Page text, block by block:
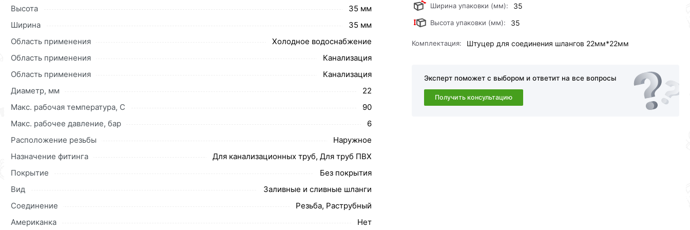
действительны в Москве и области.
Наши профессиональные менеджеры обработают заказ и свяжутся с Вами для согласования условий доставки или самовывоза.Перед оформлением онлайн заказа
рекомендуем ознакомиться с описанием, характеристиками и отзывами.
Данний товар от производителя
сертифицирован, соответствует всем стандартам качества. Возврат купленного товарa в течение 30 дней (наличие чека обязательно).
Высота
35 мм
Ширина
35 мм
Область применения
Холодное водоснабжение
Область применения
Канализация
Область применения
Канализация
Диаметр, мм
22
Макс. рабочая температура, C
90
Макс. рабочее давление, бар
6
Расположение резьбы
Наружное
Назначение фитинга
Для канализационных труб, Для труб ПВХ
Покрытие
Без покрытия
Вид
Заливные и сливные шланги
Соединение
Резьба, Раструбный
Американка
Нет
Ширина упаковки (мм): 35
Высота упаковки (мм): 35
Комплектация: Штуцер для соединения шлангов 22мм*22мм
Эксперт поможет с выбором и ответит на все вопросы
Получить консультацию